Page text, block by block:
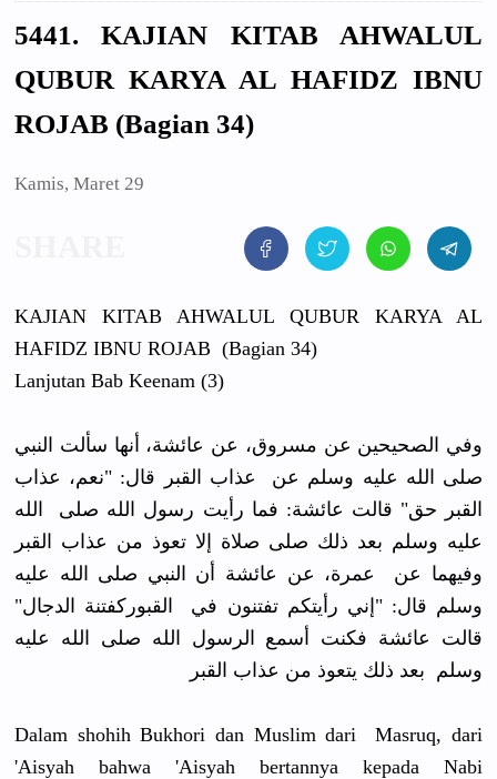
5441. KAJIAN KITAB AHWALUL
QUBUR KARYA AL HAFIDZ IBNU
ROJAB (Bagian 34)
Kamis, Maret 29
KAJIAN KITAB AHWALUL QUBUR KARYA AL
HAFIDZ IBNU ROJAB (Bagian 34)
Lanjutan Bab Keenam (3)
وفي الصحيحين عن مسروق، عن عائشة، أنها سألت النبي
صلى الله عليه وسلم عن عذاب القبر قال: "نعم، عذاب
القبر حق" قالت عائشة: فما رأيت رسول الله صلى الله
عليه وسلم بعد ذلك صلى صلاة إلا تعوذ من عذاب القبر
وفيهما عن عمرة، عن عائشة أن النبي صلى الله عليه
وسلم قال: "إني رأيتكم تفتنون في القبوركفتنة الدجال"
قالت عائشة فكنت أسمع الرسول الله صلى الله عليه
وسلم بعد ذلك يتعوذ من عذاب القبر
Dalam shohih Bukhori dan Muslim dari Masruq, dari
'Aisyah bahwa 'Aisyah bertannya kepada Nabi